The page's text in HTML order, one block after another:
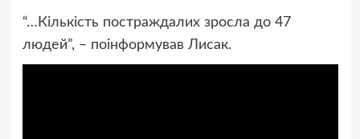
“…Кількість постраждалих зросла до 47
людей”, – поінформував Лисак.